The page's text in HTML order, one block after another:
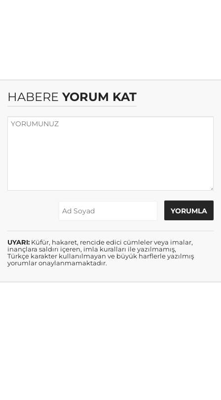
HABERE YORUM KAT
UYARI: Küfür, hakaret, rencide edici cümleler veya imalar,
inançlara saldırı içeren, imla kuralları ile yazılmamış,
Türkçe karakter kullanılmayan ve büyük harflerle yazılmış
yorumlar onaylanmamaktadır.